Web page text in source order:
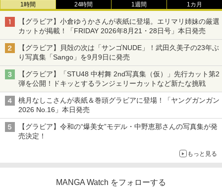
1時間 24時間 1週間 1カ月
【グラビア】小倉ゆうかさんが表紙に登場。エリマリ姉妹の厳選
カットが掲載！「FRIDAY 2026年8⽉21・28日号」本日発売
【グラビア】貝殻の次は「サンゴNUDE」！武田久美子の23年ぶ
り写真集「Sango」を9月9日に発売
【グラビア】「STU48 中村舞 2nd写真集（仮）」先行カット第2
弾を公開！ドキッとするランジェリーカットなど新たな挑戦
桃月なしこさんが表紙＆巻頭グラビアに登場！「ヤングガンガン
2026 No.16」本日発売
【グラビア】令和の“爆美女”モデル・中野恵那さんの写真集が発
売決定！
もっと見る
MANGA Watch をフォローする